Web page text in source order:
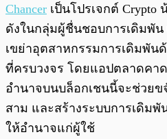
Chancer เป็นโปรเจกต์ Crypto
ดังในกลุ่มผู้ชื่นชอบการเดิมพัน
เขย่าอุตสาหกรรมการเดิมพั
ที่ครบวงจร โดยแอปตลาดคา
อำนาจบนบล็อกเชนนี้จะช่วย
สาม และสร้างระบบการเดิมพั
ให้อำนาจแก่ผู้ใช้